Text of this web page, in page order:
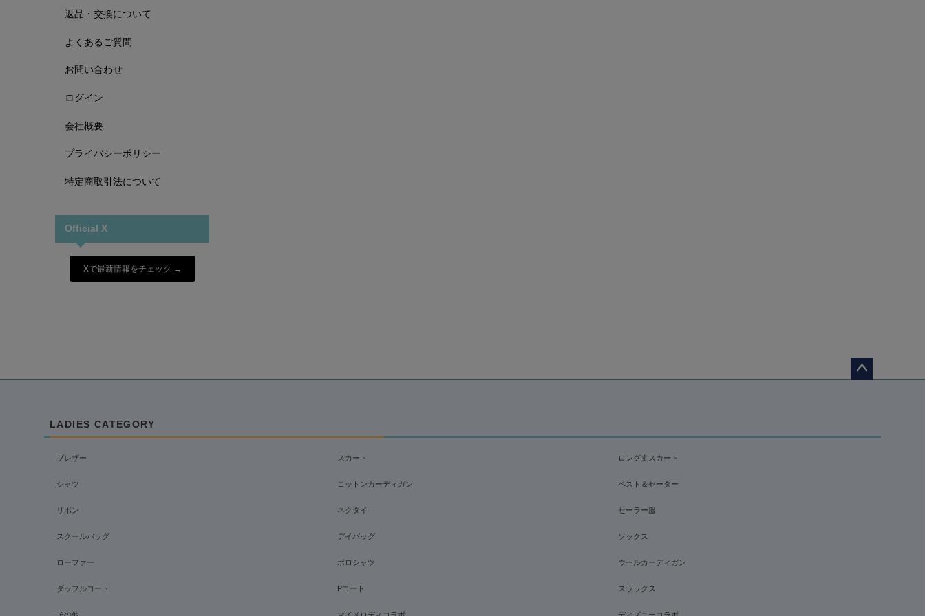
返品・交換について
よくあるご質問
お問い合わせ
ログイン
会社概要
プライバシーポリシー
特定商取引法について
Official X
Xで最新情報をチェック →
LADIES CATEGORY
ブレザー スカート ロング丈スカート
シャツ コットンカーディガン ベスト＆セーター
リボン ネクタイ セーラー服
スクールバッグ デイバッグ ソックス
ローファー ポロシャツ ウールカーディガン
ダッフルコート Pコート スラックス